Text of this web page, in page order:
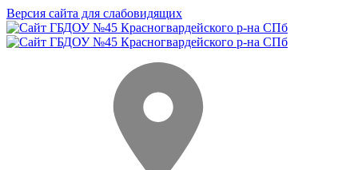
Версия сайта для слабовидящих